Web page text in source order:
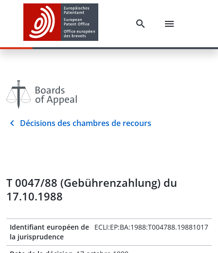
Décisions des chambres de recours
T 0047/88 (Gebührenzahlung) du
17.10.1988
Identifiant européen de
la jurisprudence
ECLI:EP:BA:1988:T004788.19881017